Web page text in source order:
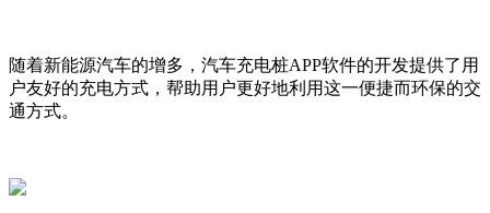
随着新能源汽车的增多，汽车充电桩APP软件的开发提供了用
户友好的充电方式，帮助用户更好地利用这一便捷而环保的交
通方式。